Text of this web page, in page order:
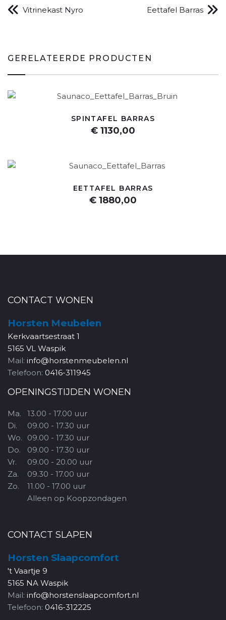
Vitrinekast Nyro Eettafel Barras
GERELATEERDE PRODUCTEN
SPINTAFEL BARRAS
€ 1130,00
EETTAFEL BARRAS
€ 1880,00
CONTACT WONEN
Horsten Meubelen
Kerkvaartsestraat 1
5165 VL Waspik
Mail: info@horstenmeubelen.nl
Telefoon: 0416-311945
OPENINGSTIJDEN WONEN
Ma.
Di.
Wo.
Do.
Vr.
Za.
Zo.
13.00 - 17.00 uur
09.00 - 17.30 uur
09.00 - 17.30 uur
09.00 - 17.30 uur
09.00 - 20.00 uur
09.30 - 17.00 uur
11.00 - 17.00 uur
Alleen op Koopzondagen
CONTACT SLAPEN
Horsten Slaapcomfort
't Vaartje 9
5165 NA Waspik
Mail: info@horstenslaapcomfort.nl
Telefoon: 0416-312225